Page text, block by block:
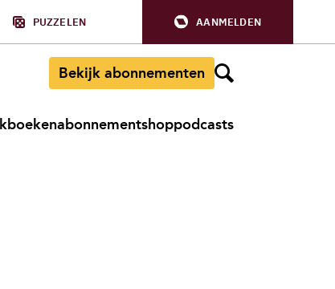
PUZZELEN AANMELDEN
Bekijk abonnementen
abonnementshoppodcasts